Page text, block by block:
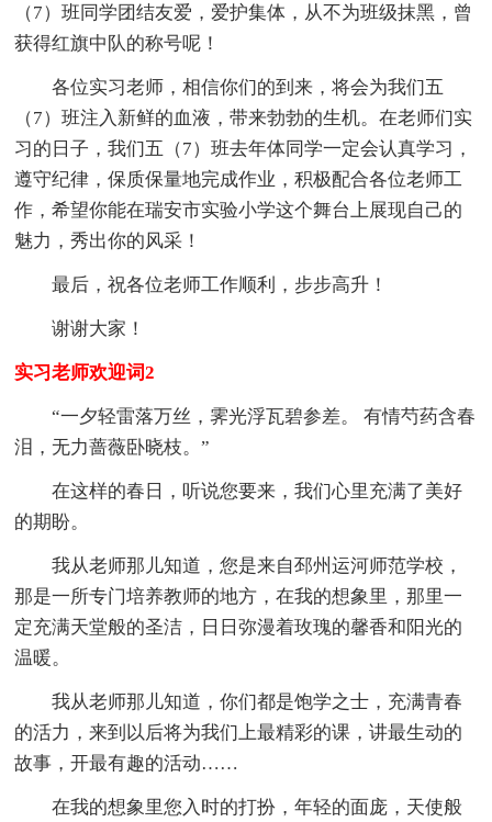
（7）班同学团结友爱，爱护集体，从不为班级抹黑，曾
获得红旗中队的称号呢！
各位实习老师，相信你们的到来，将会为我们五
（7）班注入新鲜的血液，带来勃勃的生机。在老师们实
习的日子，我们五（7）班去年体同学一定会认真学习，
遵守纪律，保质保量地完成作业，积极配合各位老师工
作，希望你能在瑞安市实验小学这个舞台上展现自己的
魅力，秀出你的风采！
最后，祝各位老师工作顺利，步步高升！
谢谢大家！
实习老师欢迎词2
“一夕轻雷落万丝，霁光浮瓦碧参差。 有情芍药含春
泪，无力蔷薇卧晓枝。”
在这样的春日，听说您要来，我们心里充满了美好
的期盼。
我从老师那儿知道，您是来自邳州运河师范学校，
那是一所专门培养教师的地方，在我的想象里，那里一
定充满天堂般的圣洁，日日弥漫着玫瑰的馨香和阳光的
温暖。
我从老师那儿知道，你们都是饱学之士，充满青春
的活力，来到以后将为我们上最精彩的课，讲最生动的
故事，开最有趣的活动……
在我的想象里您入时的打扮，年轻的面庞，天使般